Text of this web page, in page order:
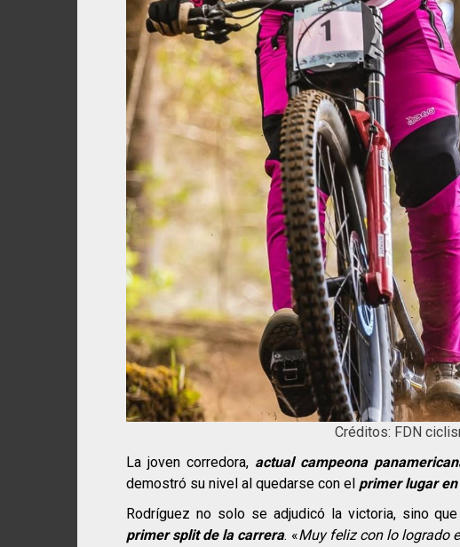
Créditos: FDN
La joven corredora, actual campeona
demostró su nivel al quedarse con el primer lugar
Rodríguez no solo se adjudicó la victoria, sino
primer split de la carrera. «Muy feliz con lo logrado